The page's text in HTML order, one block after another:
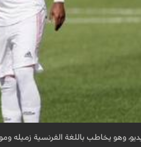
وهو يخاطب باللغة الفرنسية زميله